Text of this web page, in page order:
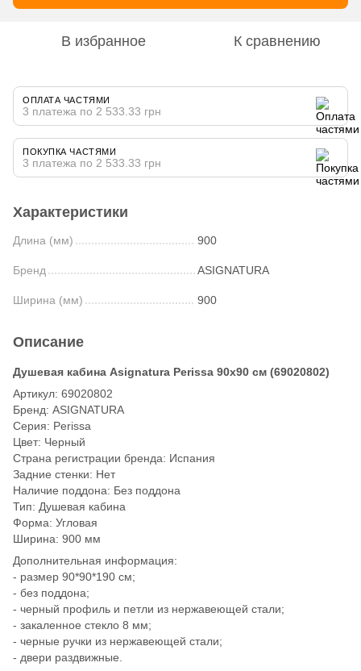
В избранное К сравнению
ОПЛАТА ЧАСТЯМИ
3 платежа по 2 533.33 грн
ПОКУПКА ЧАСТЯМИ
3 платежа по 2 533.33 грн
Характеристики
Длина (мм) 900
Бренд ASIGNATURA
Ширина (мм) 900
Описание
Душевая кабина Asignatura Perissa 90x90 см (69020802)
Артикул: 69020802
Бренд: ASIGNATURA
Серия: Perissa
Цвет: Черный
Страна регистрации бренда: Испания
Задние стенки: Нет
Наличие поддона: Без поддона
Тип: Душевая кабина
Форма: Угловая
Ширина: 900 мм
Дополнительная информация:
- размер 90*90*190 см;
- без поддона;
- черный профиль и петли из нержавеющей стали;
- закаленное стекло 8 мм;
- черные ручки из нержавеющей стали;
- двери раздвижные.